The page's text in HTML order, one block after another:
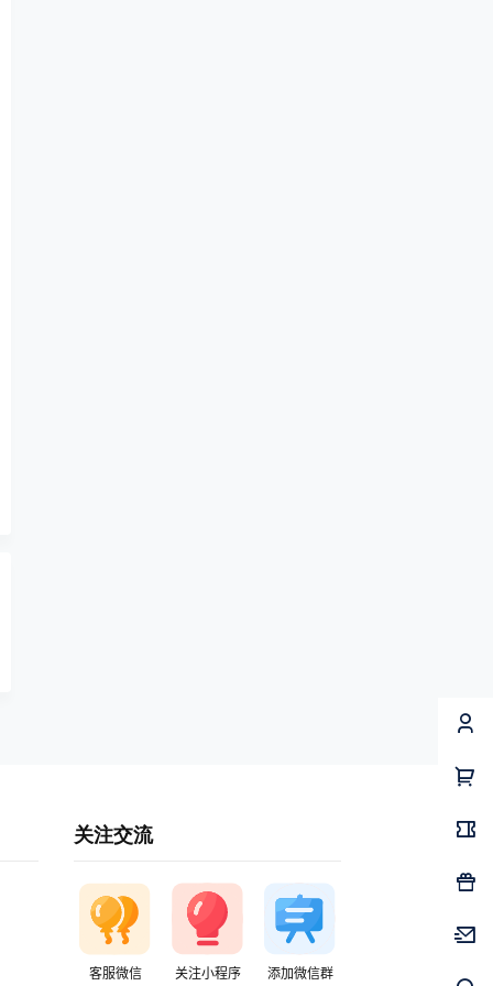
关注交流
客服微信 关注小程序 添加微信群